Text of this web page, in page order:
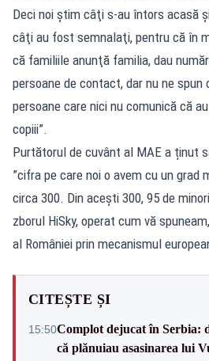
Deci noi ştim câţi s-au întors acasă
câţi au fost semnalaţi, pentru că în
că familiile anunţă familia, dau
persoane de contact, dar nu ne
persoane care nici nu comunică că
copiii”.
Purtătorul de cuvânt al MAE a ținut
”cifra pe care noi o avem cu un grad
circa 300. Din aceşti 300, 95 de
zborul HiSky, operat cum vă
al României prin mecanismul
CITEȘTE ȘI
15:50Complot dejucat în Serbia:
că plănuiau asasinarea lui